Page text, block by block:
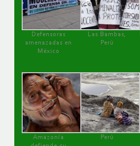
Defensoras
amenazadas en
México
Las Bambas,
Perú
Amazonía
Perú